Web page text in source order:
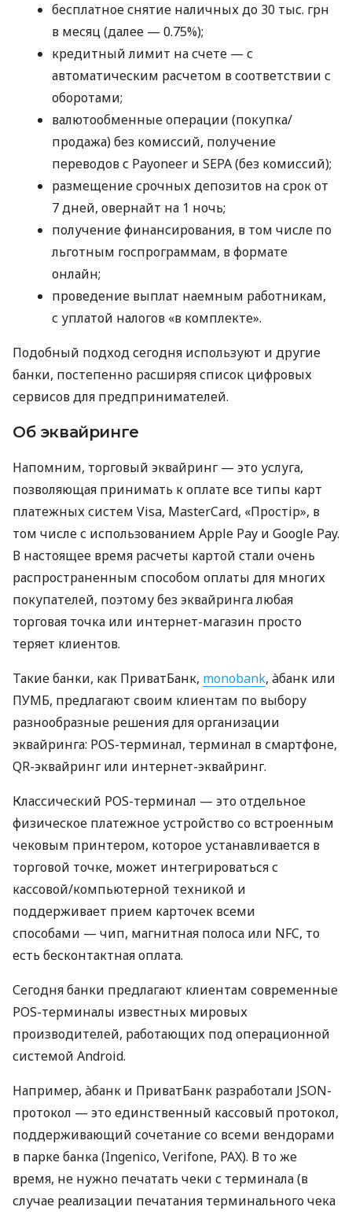
бесплатное снятие наличных до 30 тыс. грн
в месяц (далее — 0.75%);
кредитный лимит на счете — с
автоматическим расчетом в соответствии с
оборотами;
валютообменные операции (покупка/
продажа) без комиссий, получение
переводов с Payoneer и SEPA (без комиссий);
размещение срочных депозитов на срок от
7 дней, овернайт на 1 ночь;
получение финансирования, в том числе по
льготным госпрограммам, в формате
онлайн;
проведение выплат наемным работникам,
с уплатой налогов «в комплекте».
Подобный подход сегодня используют и другие
банки, постепенно расширяя список цифровых
сервисов для предпринимателей.
Об эквайринге
Напомним, торговый эквайринг — это услуга,
позволяющая принимать к оплате все типы карт
платежных систем Visa, MasterCard, «Простір», в
том числе с использованием Apple Pay и Google Pay.
В настоящее время расчеты картой стали очень
распространенным способом оплаты для многих
покупателей, поэтому без эквайринга любая
торговая точка или интернет-магазин просто
теряет клиентов.
Такие банки, как ПриватБанк, monobank, àбанк или
ПУМБ, предлагают своим клиентам по выбору
разнообразные решения для организации
эквайринга: POS-терминал, терминал в смартфоне,
QR-эквайринг или интернет-эквайринг.
Классический POS-терминал — это отдельное
физическое платежное устройство со встроенным
чековым принтером, которое устанавливается в
торговой точке, может интегрироваться с
кассовой/компьютерной техникой и
поддерживает прием карточек всеми
способами — чип, магнитная полоса или NFC, то
есть бесконтактная оплата.
Сегодня банки предлагают клиентам современные
POS-терминалы известных мировых
производителей, работающих под операционной
системой Android.
Например, àбанк и ПриватБанк разработали JSON-
протокол — это единственный кассовый протокол,
поддерживающий сочетание со всеми вендорами
в парке банка (Ingenico, Verifone, PAX). В то же
время, не нужно печатать чеки с терминала (в
случае реализации печатания терминального чека